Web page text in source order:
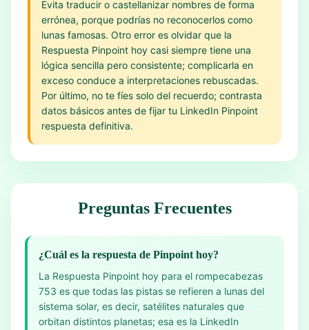
Evita traducir o castellanizar nombres de forma
errónea, porque podrías no reconocerlos como
lunas famosas. Otro error es olvidar que la
Respuesta Pinpoint hoy casi siempre tiene una
lógica sencilla pero consistente; complicarla en
exceso conduce a interpretaciones rebuscadas.
Por último, no te fíes solo del recuerdo; contrasta
datos básicos antes de fijar tu LinkedIn Pinpoint
respuesta definitiva.
Preguntas Frecuentes
¿Cuál es la respuesta de Pinpoint hoy?
La Respuesta Pinpoint hoy para el rompecabezas
753 es que todas las pistas se refieren a lunas del
sistema solar, es decir, satélites naturales que
orbitan distintos planetas; esa es la LinkedIn